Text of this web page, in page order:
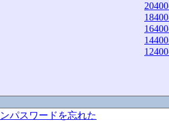
パスワードを忘れた